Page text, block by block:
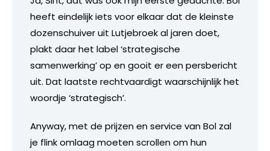
heeft eindelijk iets voor elkaar dat de kleinste
dozenschuiver uit Lutjebroek al jaren doet,
plakt daar het label ‘strategische
samenwerking’ op en gooit er een persbericht
uit. Dat laatste rechtvaardigt waarschijnlijk het
woordje ‘strategisch’.
Anyway, met de prijzen en service van Bol zal
je flink omlaag moeten scrollen om hun